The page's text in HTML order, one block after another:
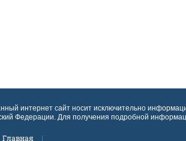
интернет сайт носит исключительно
Федерации. Для получения подробной
Главная